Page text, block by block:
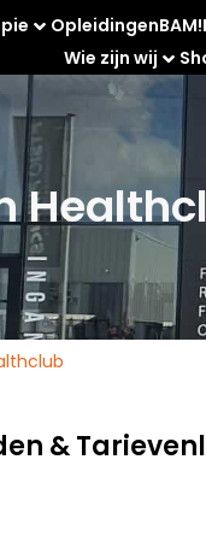
OpleidingenBAM!
Wie zijn wij
&